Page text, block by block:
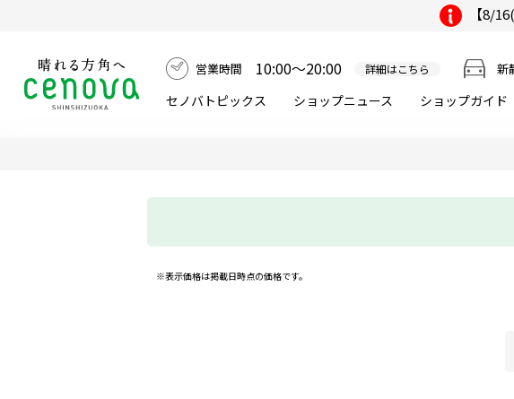
【8/
営業時間 10:00～20:00 詳細はこちら 新
セノバトピックス ショップニュース ショップガイド
※表示価格は掲載日時点の価格です。